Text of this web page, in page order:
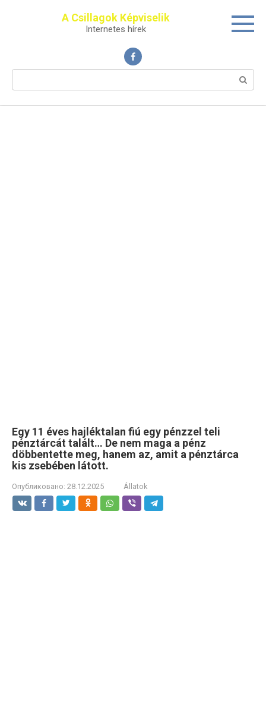
A Csillagok Képviselik
Internetes hírek
Поиск:
Egy 11 éves hajléktalan fiú egy pénzzel teli
pénztárcát talált… De nem maga a pénz
döbbentette meg, hanem az, amit a pénztárca
kis zsebében látott.
Опубликовано: 28.12.2025 Állatok